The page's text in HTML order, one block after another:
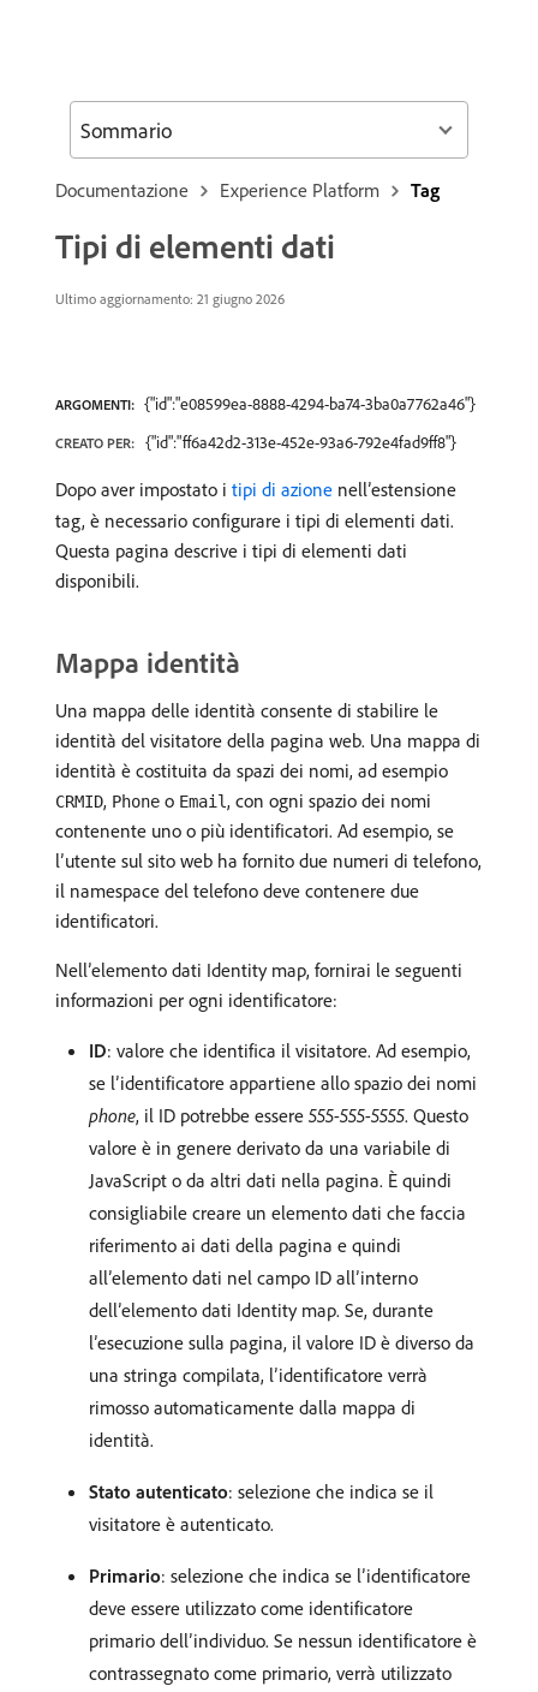
Documentazione Experience Platform Tag
Tipi di elementi dati
Ultimo aggiornamento: 21 giugno 2026
ARGOMENTI: {"id":"e08599ea-8888-4294-ba74-3ba0a7762a46"}
CREATO PER: {"id":"ff6a42d2-313e-452e-93a6-792e4fad9ff8"}
Dopo aver impostato i tipi di azione nell’estensione
tag, è necessario configurare i tipi di elementi dati.
Questa pagina descrive i tipi di elementi dati
disponibili.
Mappa identità
Una mappa delle identità consente di stabilire le
identità del visitatore della pagina web. Una mappa di
identità è costituita da spazi dei nomi, ad esempio
CRMID, Phone o Email, con ogni spazio dei nomi
contenente uno o più identificatori. Ad esempio, se
l’utente sul sito web ha fornito due numeri di telefono,
il namespace del telefono deve contenere due
identificatori.
Nell’elemento dati Identity map, fornirai le seguenti
informazioni per ogni identificatore:
ID: valore che identifica il visitatore. Ad esempio,
se l’identificatore appartiene allo spazio dei nomi
phone, il ID potrebbe essere 555-555-5555. Questo
valore è in genere derivato da una variabile di
JavaScript o da altri dati nella pagina. È quindi
consigliabile creare un elemento dati che faccia
riferimento ai dati della pagina e quindi
all’elemento dati nel campo ID all’interno
dell’elemento dati Identity map. Se, durante
l’esecuzione sulla pagina, il valore ID è diverso da
una stringa compilata, l’identificatore verrà
rimosso automaticamente dalla mappa di
identità.
Stato autenticato: selezione che indica se il
visitatore è autenticato.
Primario: selezione che indica se l’identificatore
deve essere utilizzato come identificatore
primario dell’individuo. Se nessun identificatore è
contrassegnato come primario, verrà utilizzato
Sommario